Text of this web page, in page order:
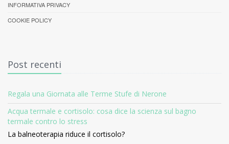
INFORMATIVA PRIVACY
COOKIE POLICY
Post recenti
Regala una Giornata alle Terme Stufe di Nerone
Acqua termale e cortisolo: cosa dice la scienza sul bagno
termale contro lo stress
La balneoterapia riduce il cortisolo?